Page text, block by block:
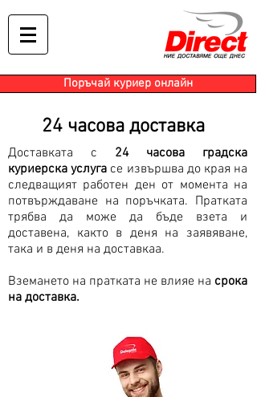
Поръчай куриер онлайн
24 часова доставка
Доставката с 24 часова градска
куриерска услуга се извършва до края на
следващият работен ден от момента на
потвърждаване на поръчката. Пратката
трябва да може да бъде взета и
доставена, както в деня на заявяване,
така и в деня на доставкаа.
Вземането на пратката не влияе на срока
на доставка.